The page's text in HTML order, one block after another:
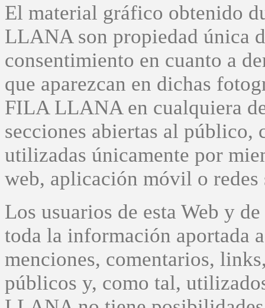
El material gráfico obtenido
LLANA son propiedad única
consentimiento en cuanto a
que aparezcan en dichas
FILA LLANA en cualquiera
secciones abiertas al público,
utilizadas únicamente por
web, aplicación móvil o redes
Los usuarios de esta Web y
toda la información aportada
menciones, comentarios,
públicos y, como tal,